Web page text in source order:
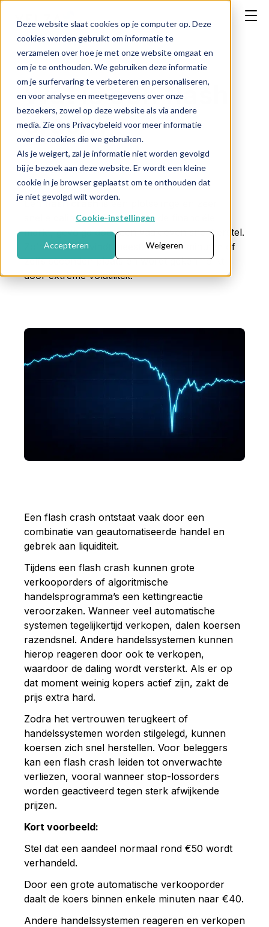
Deze website slaat cookies op je computer op. Deze
cookies worden gebruikt om informatie te
verzamelen over hoe je met onze website omgaat en
om je te onthouden. We gebruiken deze informatie
om je surfervaring te verbeteren en personaliseren,
en voor analyse en meetgegevens over onze
bezoekers, zowel op deze website als via andere
media. Zie ons Privacybeleid voor meer informatie
over de cookies die we gebruiken.
Als je weigert, zal je informatie niet worden gevolgd
bij je bezoek aan deze website. Er wordt een kleine
cookie in je browser geplaatst om te onthouden dat
je niet gevolgd wilt worden.
Cookie-instellingen
Accepteren Weigeren
Wat is een flash
crash?
← Terug naar FAQ
Eenflash crashis een plotselinge en zeer
snelle daling van koersen op de financiële
markt, gevolgd door een vaak even snel herstel.
Zo’n koersval vindt meestal binnen minuten of
zelfs seconden plaats en wordt gekenmerkt
door extreme volatiliteit.
Een flash crash ontstaat vaak door een
combinatie van geautomatiseerde handel en
gebrek aan liquiditeit.
Tijdens een flash crash kunnen grote
verkooporders of algoritmische
handelsprogramma’s een kettingreactie
veroorzaken. Wanneer veel automatische
systemen tegelijkertijd verkopen, dalen koersen
razendsnel. Andere handelssystemen kunnen
hierop reageren door ook te verkopen,
waardoor de daling wordt versterkt. Als er op
dat moment weinig kopers actief zijn, zakt de
prijs extra hard.
Zodra het vertrouwen terugkeert of
handelssystemen worden stilgelegd, kunnen
koersen zich snel herstellen. Voor beleggers
kan een flash crash leiden tot onverwachte
verliezen, vooral wanneer stop-lossorders
worden geactiveerd tegen sterk afwijkende
prijzen.
Kort voorbeeld:
Stel dat een aandeel normaal rond €50 wordt
verhandeld.
Door een grote automatische verkooporder
daalt de koers binnen enkele minuten naar €40.
Andere handelssystemen reageren en verkopen